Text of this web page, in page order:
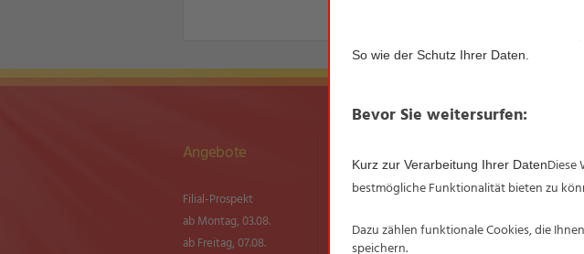
Angebote
Filial-Prospekt
ab Montag, 03.08.
ab Freitag, 07.08.
NEU im Sortiment
Transparente Fischerei
NORMA Qualität im